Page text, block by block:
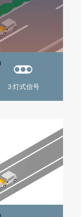
３灯式信号